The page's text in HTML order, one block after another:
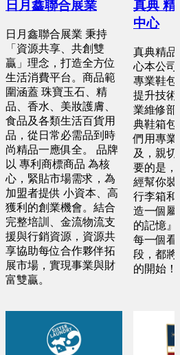
日月鑫聯合展業
日月鑫聯合展業 秉持
「資源共享、共創雙
贏」理念，打造全方位
生活消費平台。商品範
圍涵蓋 珠寶玉石、精
品、香水、美妝護膚、
食品及各類生活百貨用
品，從日常必需品到時
尚精品一應俱全。 品牌
以 專利商標商品 為核
心，緊貼市場需求，為
加盟者提供 小資本、高
獲利的創業機會。結合
完整培訓、金流物流支
援與行銷資源，資源共
享協助每位合作夥伴拓
展市場，實現事業與財
富雙贏。
真典 精
中心
真典精品
心本公司
專業鞋包
提升技術
業維修部
典鞋箱包
們用專業
及，親
要的是，
經幫你裝
行李箱和
造一個屬
的記憶
每一個看
段，都將
的開始！